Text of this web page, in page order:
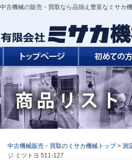
中古機械の販売・買取なら品揃え豊富なミサカ
中古機械販売・買取のミサカ機械トップ > 測
ジ ミツトヨ 511-127